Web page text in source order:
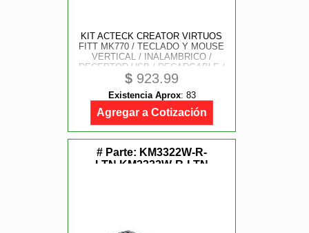
KIT ACTECK CREATOR VIRTUOS
FITT MK770 / TECLADO Y MOUSE
VERTICAL / INALAMBRICO /
RECEPTOR USB / RECARGABLE /
118 TECLAS / ESPAÑOL /
MULTIMEDIA / OPTICO / 2400 DPI
AJUSTABLE / NEGRO / AC-936248
$ 923.99
Existencia Aprox: 83
Agregar a Cotización
# Parte: KM3322W-R-
LTN,KM3322W-R-LTN